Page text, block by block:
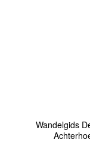
Wandelgids